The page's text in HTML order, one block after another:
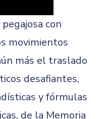
con
movimientos
más el traslado
desafiantes,
y fórmulas
de la Memoria